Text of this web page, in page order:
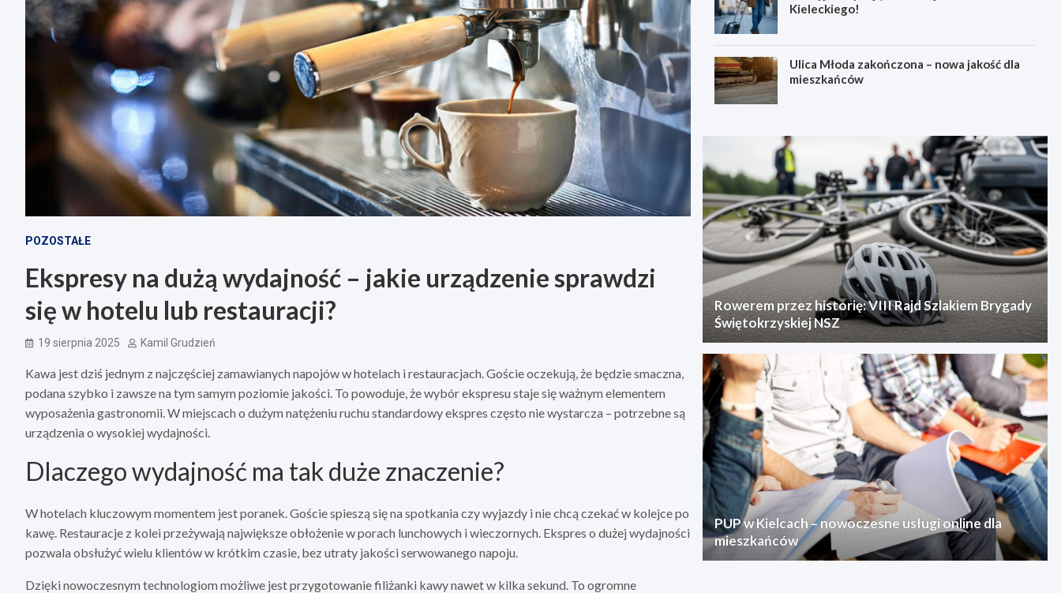
POZOSTAŁE
Ekspresy na dużą wydajność – jakie urządzenie sprawdzi
się w hotelu lub restauracji?
19 sierpnia 2025 Kamil Grudzień
Kawa jest dziś jednym z najczęściej zamawianych napojów w hotelach i restauracjach. Goście oczekują, że będzie smaczna,
podana szybko i zawsze na tym samym poziomie jakości. To powoduje, że wybór ekspresu staje się ważnym elementem
wyposażenia gastronomii. W miejscach o dużym natężeniu ruchu standardowy ekspres często nie wystarcza – potrzebne są
urządzenia o wysokiej wydajności.
Dlaczego wydajność ma tak duże znaczenie?
W hotelach kluczowym momentem jest poranek. Goście spieszą się na spotkania czy wyjazdy i nie chcą czekać w kolejce po
kawę. Restauracje z kolei przeżywają największe obłożenie w porach lunchowych i wieczornych. Ekspres o dużej wydajności
pozwala obsłużyć wielu klientów w krótkim czasie, bez utraty jakości serwowanego napoju.
Dzięki nowoczesnym technologiom możliwe jest przygotowanie filiżanki kawy nawet w kilka sekund. To ogromne
Kieleckiego!
Ulica Młoda zakończona – nowa jakość dla
mieszkańców
Rowerem przez historię: VIII Rajd Szlakiem Brygady
Świętokrzyskiej NSZ
PUP w Kielcach – nowoczesne usługi online dla
mieszkańców